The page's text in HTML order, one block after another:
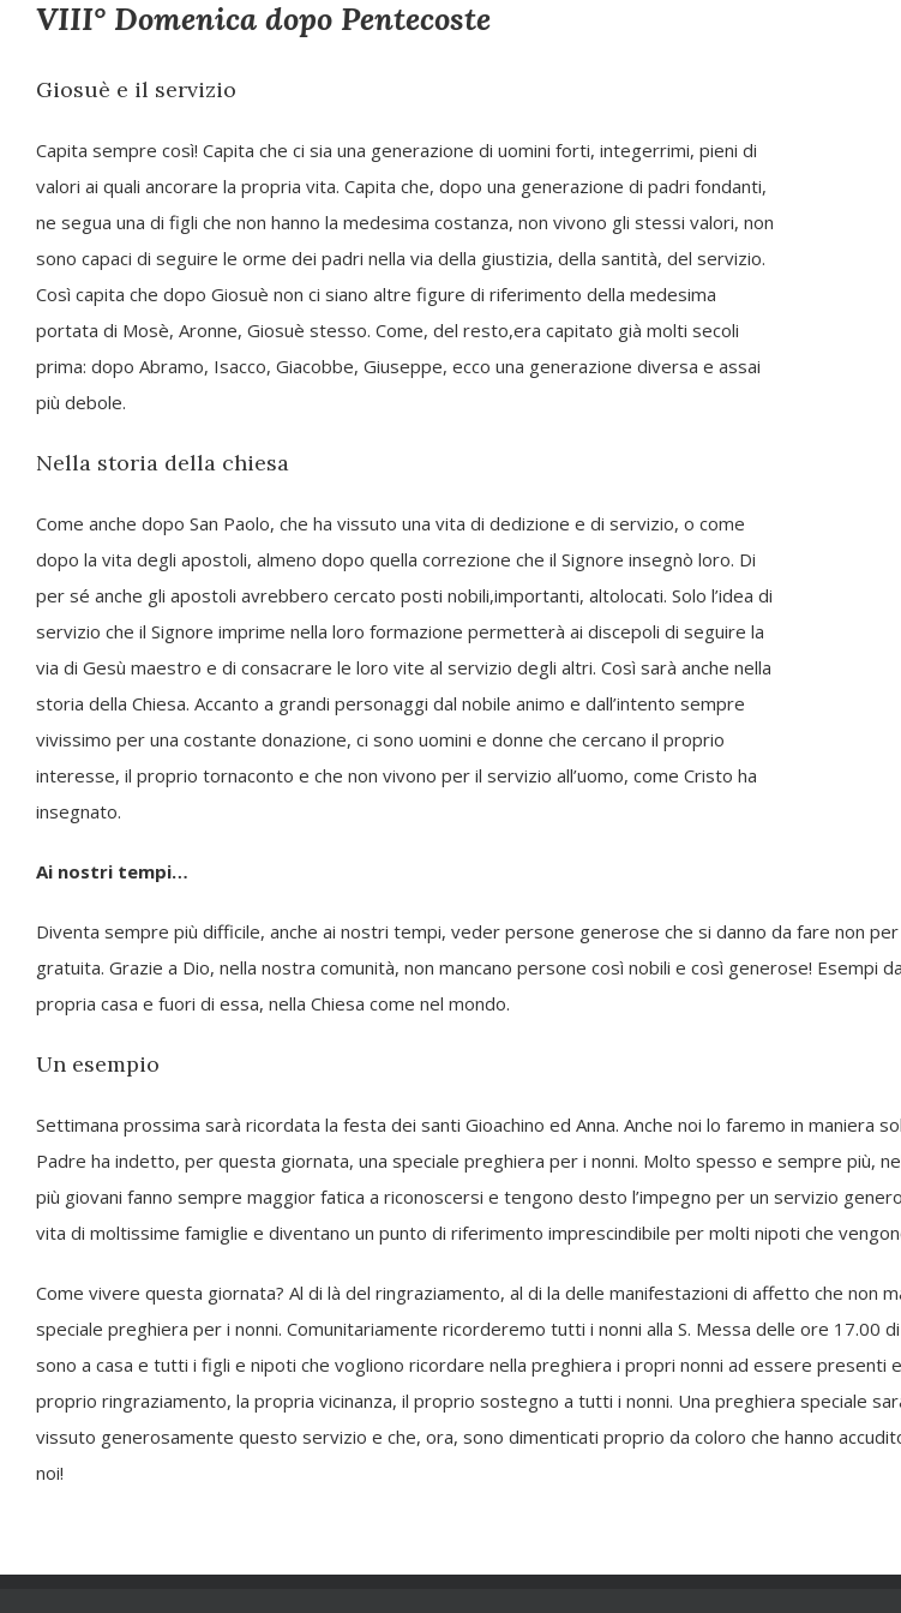
VIII° Domenica dopo Pentecoste
Giosuè e il servizio
Capita sempre così! Capita che ci sia una generazione di uomini forti, integerrimi, pieni di
valori ai quali ancorare la propria vita. Capita che, dopo una generazione di padri fondanti,
ne segua una di figli che non hanno la medesima costanza, non vivono gli stessi valori, non
sono capaci di seguire le orme dei padri nella via della giustizia, della santità, del servizio.
Così capita che dopo Giosuè non ci siano altre figure di riferimento della medesima
portata di Mosè, Aronne, Giosuè stesso. Come, del resto,era capitato già molti secoli
prima: dopo Abramo, Isacco, Giacobbe, Giuseppe, ecco una generazione diversa e assai
più debole.
Nella storia della chiesa
Come anche dopo San Paolo, che ha vissuto una vita di dedizione e di servizio, o come
dopo la vita degli apostoli, almeno dopo quella correzione che il Signore insegnò loro. Di
per sé anche gli apostoli avrebbero cercato posti nobili,importanti, altolocati. Solo l’idea di
servizio che il Signore imprime nella loro formazione permetterà ai discepoli di seguire la
via di Gesù maestro e di consacrare le loro vite al servizio degli altri. Così sarà anche nella
storia della Chiesa. Accanto a grandi personaggi dal nobile animo e dall’intento sempre
vivissimo per una costante donazione, ci sono uomini e donne che cercano il proprio
interesse, il proprio tornaconto e che non vivono per il servizio all’uomo, come Cristo ha
insegnato.
Ai nostri tempi…
Diventa sempre più difficile, anche ai nostri tempi, veder persone generose che si danno da fare non
gratuita. Grazie a Dio, nella nostra comunità, non mancano persone così nobili e così generose! Esempi
propria casa e fuori di essa, nella Chiesa come nel mondo.
Un esempio
Settimana prossima sarà ricordata la festa dei santi Gioachino ed Anna. Anche noi lo faremo in maniera
Padre ha indetto, per questa giornata, una speciale preghiera per i nonni. Molto spesso e sempre più,
più giovani fanno sempre maggior fatica a riconoscersi e tengono desto l’impegno per un servizio
vita di moltissime famiglie e diventano un punto di riferimento imprescindibile per molti nipoti che
Come vivere questa giornata? Al di là del ringraziamento, al di la delle manifestazioni di affetto che non
speciale preghiera per i nonni. Comunitariamente ricorderemo tutti i nonni alla S. Messa delle ore 17.00
sono a casa e tutti i figli e nipoti che vogliono ricordare nella preghiera i propri nonni ad essere
proprio ringraziamento, la propria vicinanza, il proprio sostegno a tutti i nonni. Una preghiera speciale
vissuto generosamente questo servizio e che, ora, sono dimenticati proprio da coloro che hanno
noi!